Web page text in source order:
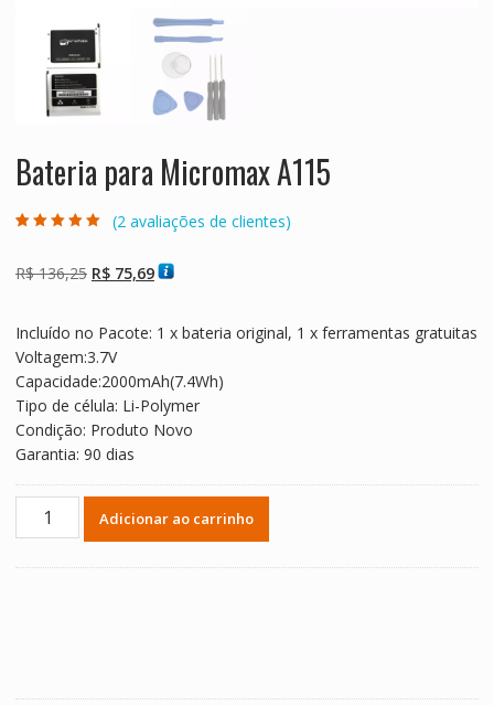
Bateria para Micromax A115
baseado em
avaliações de
(2avaliações de clientes)
R$136,25 O
era:
R$ 136,25.
R$75,69O
é:
Incluído no Pacote: 1 x bateria original, 1 x ferramentas gratuitas
Voltagem:3.7V
Capacidade:2000mAh(7.4Wh)
Tipo de célula: Li-Polymer
Condição: Produto Novo
Garantia: 90 dias
Bateria
Adicionar ao carrinho